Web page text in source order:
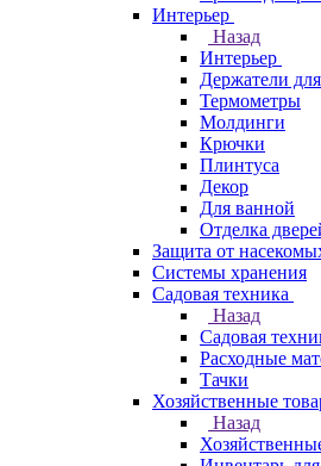
Интерьер
Назад
Интерьер
Держатели
Термометры
Молдинги
Крючки
Плинтуса
Декор
Для ванной
Отделка
Защита от
Системы хранения
Садовая техника
Назад
Садовая
Расходные
Тачки
Хозяйственные
Назад